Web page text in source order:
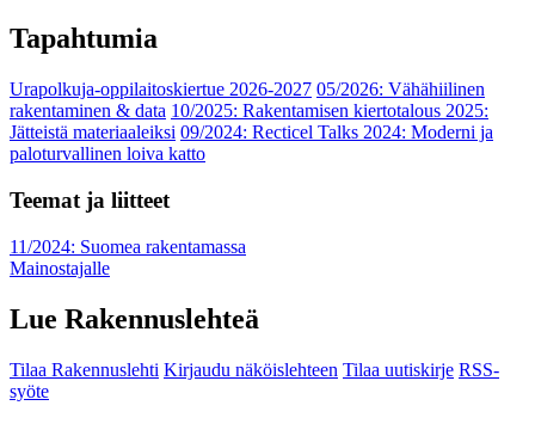
Tapahtumia
Urapolkuja-oppilaitoskiertue 2026-2027 05/2026: Vähähiilinen
rakentaminen & data 10/2025: Rakentamisen kiertotalous 2025:
Jätteistä materiaaleiksi 09/2024: Recticel Talks 2024: Moderni ja
paloturvallinen loiva katto
Teemat ja liitteet
11/2024: Suomea rakentamassa
Mainostajalle
Lue Rakennuslehteä
Tilaa Rakennuslehti Kirjaudu näköislehteen Tilaa uutiskirje RSS-
syöte